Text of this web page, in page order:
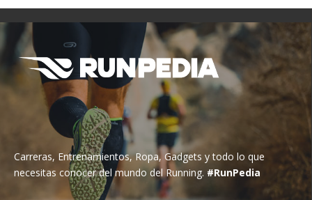
Carreras, Entrenamientos, Ropa, Gadgets y todo lo que
necesitas conocer del mundo del Running. #RunPedia